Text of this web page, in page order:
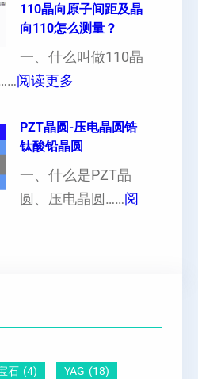
以
定
超
薄
硅
性
对
硬
度
影
响
晶
硅
片
白
或
者
？
110晶向原子间距及晶
向110怎么测量？
一、什么叫做110晶
阅读更多
1
0
晶
向
向
PZT晶圆-压电晶圆锆
钛酸铅晶圆
一、什么是PZT晶
圆、压电晶圆……阅
石 (4) YAG (18)